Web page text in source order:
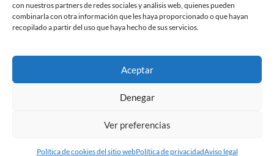
con nuestros partners de redes sociales y análisis web, quienes pueden
combinarla con otra información que les haya proporcionado o que hayan
recopilado a partir del uso que haya hecho de sus servicios.
Aceptar
Denegar
Ver preferencias
Política de cookies del sitio webPolítica de privacidadAviso legal
Desarrollado porPlaneayOshito